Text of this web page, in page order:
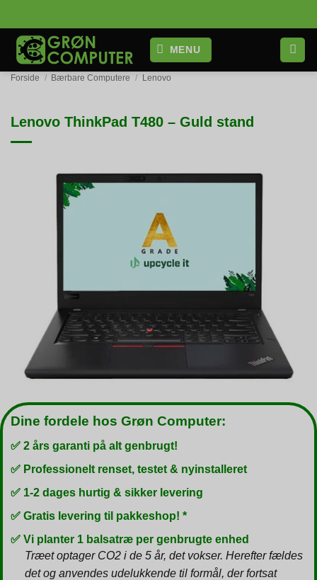
til
indhold
MENU
Forside / Bærbare Computere / Lenovo
Lenovo ThinkPad T480 – Guld stand
Dine fordele hos Grøn Computer:
✅ 2 års garanti på alt genbrugt!
✅ Professionelt renset, testet & nyinstalleret
✅ 1-2 dages hurtig & sikker levering
✅ Gratis levering til pakkeshop! *
✅ Vi planter 1 balsatræ per genbrugte enhed
Træet optager CO2 i de 5 år, det vokser. Herefter fældes
det og anvendes udelukkende til formål, der fortsat